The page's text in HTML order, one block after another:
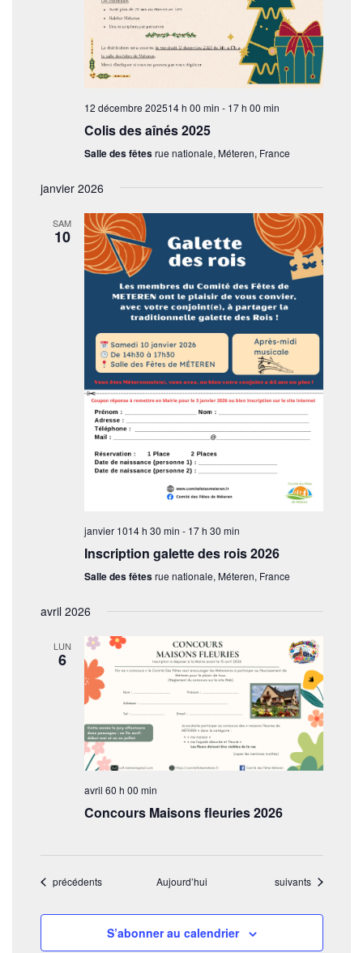
12 décembre 202514 h 00 min - 17 h 00 min
Colis des aînés 2025
Salle des fêtesrue nationale, Méteren, France
janvier 2026
SAM
10
janvier 1014 h 30 min - 17 h 30 min
Inscription galette des rois 2026
Salle des fêtesrue nationale, Méteren, France
avril 2026
LUN
6
avril 60 h 00 min
Concours Maisons fleuries 2026
Évènements
précédents Aujourd’hui Évènements
suivants
S’abonner au calendrier